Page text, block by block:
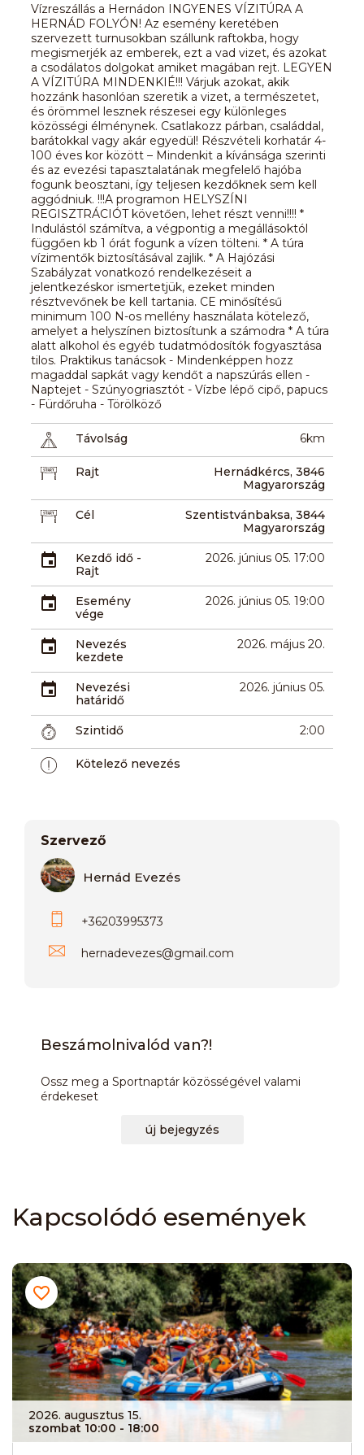
Vízreszállás a Hernádon INGYENES VÍZITÚRA A
HERNÁD FOLYÓN! Az esemény keretében
szervezett turnusokban szállunk raftokba, hogy
megismerjék az emberek, ezt a vad vizet, és azokat
a csodálatos dolgokat amiket magában rejt. LEGYEN
A VÍZITÚRA MINDENKIÉ!!! Várjuk azokat, akik
hozzánk hasonlóan szeretik a vizet, a természetet,
és örömmel lesznek részesei egy különleges
közösségi élménynek. Csatlakozz párban, családdal,
barátokkal vagy akár egyedül! Részvételi korhatár 4-
100 éves kor között – Mindenkit a kívánsága szerinti
és az evezési tapasztalatának megfelelő hajóba
fogunk beosztani, így teljesen kezdőknek sem kell
aggódniuk. !!!A programon HELYSZÍNI
REGISZTRÁCIÓT követően, lehet részt venni!!!! *
Indulástól számítva, a végpontig a megállásoktól
függően kb 1 órát fogunk a vízen tölteni. * A túra
vízimentők biztosításával zajlik. * A Hajózási
Szabályzat vonatkozó rendelkezéseit a
jelentkezéskor ismertetjük, ezeket minden
résztvevőnek be kell tartania. CE minősítésű
minimum 100 N-os mellény használata kötelező,
amelyet a helyszínen biztosítunk a számodra * A túra
alatt alkohol és egyéb tudatmódosítók fogyasztása
tilos. Praktikus tanácsok - Mindenképpen hozz
magaddal sapkát vagy kendőt a napszúrás ellen -
Naptejet - Szúnyogriasztót - Vízbe lépő cipő, papucs
- Fürdőruha - Törölköző
Távolság 6km
Rajt
Hernádkércs, 3846
Magyarország
Cél
Szentistvánbaksa, 3844
Magyarország
Kezdő idő -
Rajt
2026. június 05. 17:00
Esemény
vége
2026. június 05. 19:00
Nevezés
kezdete
2026. május 20.
Nevezési
határidő
2026. június 05.
Szintidő 2:00
Kötelező nevezés
Szervező
Hernád Evezés
+36203995373
hernadevezes@gmail.com
Beszámolnivalód van?!
Ossz meg a Sportnaptár közösségével valami
érdekeset
új bejegyzés
Kapcsolódó események
2026. augusztus 15.
szombat 10:00 - 18:00